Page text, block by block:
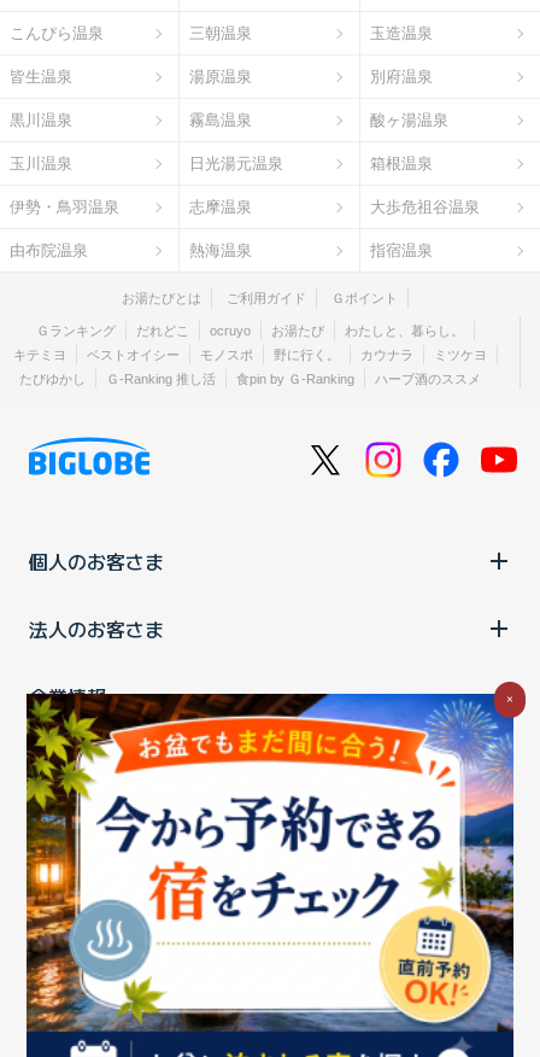
こんぴら温泉 三朝温泉 玉造温泉
皆生温泉 湯原温泉 別府温泉
黒川温泉 霧島温泉 酸ヶ湯温泉
玉川温泉 日光湯元温泉 箱根温泉
伊勢・鳥羽温泉 志摩温泉 大歩危祖谷温泉
由布院温泉 熱海温泉 指宿温泉
お湯たびとは ご利用ガイド Ｇポイント
Ｇランキング だれどこ ocruyo お湯たび
わたしと、暮らし。
キテミヨ
ベストオイシー モノスポ 野に行く。 カウナラ
ミツケヨ
たびゆかし
Ｇ-Ranking 推し活 食pin by Ｇ-Ranking ハーブ酒のススメ
個人のお客さま
法人のお客さま
企業情報
ご利用中の方
お問い合わせ消費税の表示 ウェブアクセシビリティの取り組み
個人情報保護ポリシープライバシーポータル
Cookieポリシー
特定商取引法に基づく表記情報セキュリティ基本方針
商標についてBIGLOBEトップ
×